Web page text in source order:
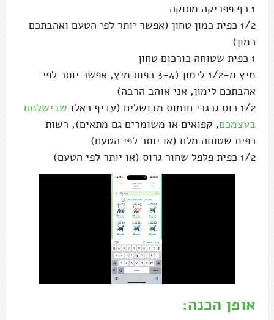
1 כף פפריקה מתוקה
1/2 כפית כמון טחון (אפשר יותר לפי הטעם ואהבתכם
כמון)
1 כפית שטוחה כורכום טחון
מיץ מ-1/2 לימון (3-4 כפות מיץ, אפשר יותר לפי
אהבתכם לימון, אני אוהב הרבה)
1/2 כוס גרגרי חומוס מבושלים (עדיף כאלו
שבישלתם
בעצמכם, קפואים או משומרים גם מתאים), רשות
כפית שטוחה מלח (או יותר לפי הטעם)
1/2 כפית פלפל שחור גרוס (או יותר לפי הטעם)
אופן הכנה: